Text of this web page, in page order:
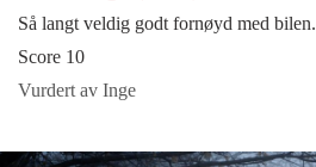
Så langt veldig godt fornøyd med bilen.
Score 10
Vurdert av Inge